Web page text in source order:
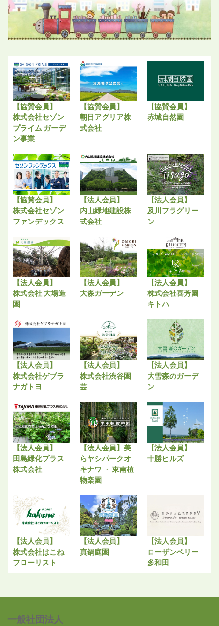
【協賛会員】
株式会社セゾン
プライム ガーデ
ン事業
【協賛会員】
朝日アグリア株
式会社
【協賛会員】
赤城自然園
【協賛会員】
株式会社セゾン
ファンデックス
【法人会員】
内山緑地建設株
式会社
【法人会員】
及川フラグリー
ン
【法人会員】
株式会社 大場造
園
【法人会員】
大森ガーデン
【法人会員】
株式会社喜芳園
キトハ
【法人会員】
株式会社ゲブラ
ナガトヨ
【法人会員】
株式会社渋谷園
芸
【法人会員】
大雪森のガーデ
ン
【法人会員】
田島緑化プラス
株式会社
【法人会員】美
らヤシパークオ
キナワ ・ 東南植
物楽園
【法人会員】
十勝ヒルズ
【法人会員】
株式会社はこね
フローリスト
【法人会員】
真鍋庭園
【法人会員】
ローザンベリー
多和田
一般社団法人